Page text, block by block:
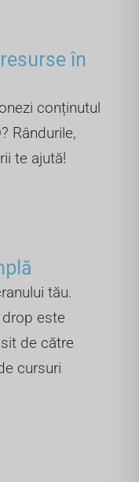
în
conținutul
Rândurile,
te ajută!
tău.
este
de către
cursuri